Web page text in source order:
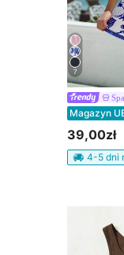
7
Magazyn
39,00zł
4-5 dni